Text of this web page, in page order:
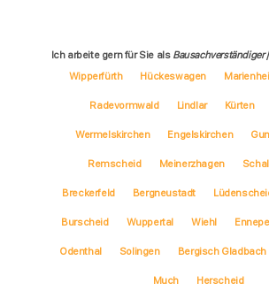
Ich arbeite gern für Sie als Bausachverständiger/
Wipperfürth
Hückeswagen
Radevormwald Lindlar Kürten
Wermelskirchen Engelskirchen
Remscheid Meinerzhagen
Breckerfeld Bergneustadt
Burscheid Wuppertal Wiehl
Odenthal Solingen Bergisch Gladbach
Much Herscheid